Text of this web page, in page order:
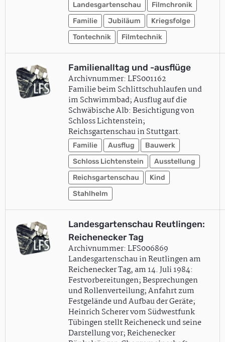
Landesgartenschau
Filmchronik
Familie
Jubiläum
Kriegsfolge
Tontechnik
Filmtechnik
Familienalltag und -ausflüge
Archivnummer: LFS001162
Familie beim Schlittschuhlaufen und
im Schwimmbad; Ausflug auf die
Schwäbische Alb: Besichtigung von
Schloss Lichtenstein;
Reichsgartenschau in Stuttgart.
Familie Ausflug
Bauwerk
Schloss Lichtenstein
Ausstellung
Reichsgartenschau
Kind
Stahlhelm
Landesgartenschau Reutlingen:
Reichenecker Tag
Archivnummer: LFS006869
Landesgartenschau in Reutlingen am
Reichenecker Tag, am 14. Juli 1984:
Festvorbereitungen; Besprechungen
und Rollenverteilung; Anfahrt zum
Festgelände und Aufbau der Geräte;
Heinrich Scherer vom Südwestfunk
Tübingen stellt Reicheneck und seine
Darstellung vor; Reichenecker